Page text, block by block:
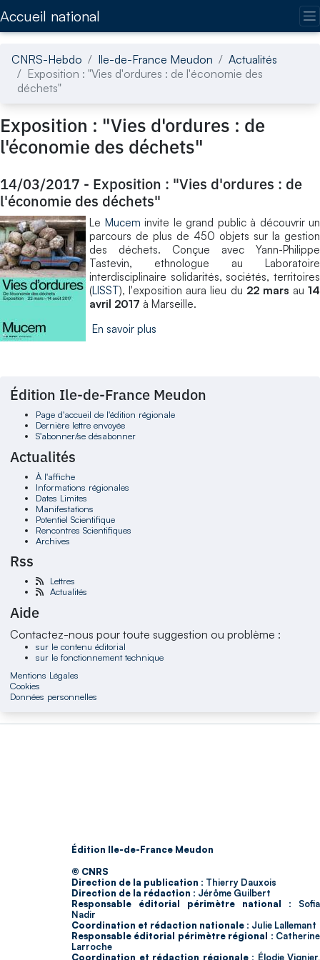
Accueil national
CNRS-Hebdo Ile-de-France Meudon
Actualités
Exposition : "Vies d'ordures : de l'économie des
déchets"
Exposition : "Vies d'ordures : de
l'économie des déchets"
14/03/2017 - Exposition : "Vies d'ordures : de
l'économie des déchets"
Le Mucem invite le grand public à découvrir un
parcours de plus de 450 objets sur la gestion
des déchets. Conçue avec Yann-Philippe
Tastevin, ethnologue au Laboratoire
interdisciplinaire solidarités, sociétés, territoires
(LISST), l'exposition aura lieu du 22 mars au 14
avril 2017 à Marseille.
En savoir plus
Édition Ile-de-France Meudon
Page d'accueil de l'édition régionale
Dernière lettre envoyée
S'abonner/se désabonner
Actualités
À l'affiche
Informations régionales
Dates Limites
Manifestations
Potentiel Scientifique
Rencontres Scientifiques
Archives
Rss
Lettres
Actualités
Aide
Contactez-nous pour toute suggestion ou problème :
sur le contenu éditorial
sur le fonctionnement technique
Mentions Légales
Cookies
Données personnelles
Édition Ile-de-France Meudon
© CNRS
Direction de la publication : Thierry Dauxois
Direction de la rédaction : Jérôme Guilbert
Responsable éditorial périmètre national : Sofia
Nadir
Coordination et rédaction nationale : Julie Lallemant
Responsable éditorial périmètre régional : Catherine
Larroche
Coordination et rédaction régionale : Élodie Vignier,